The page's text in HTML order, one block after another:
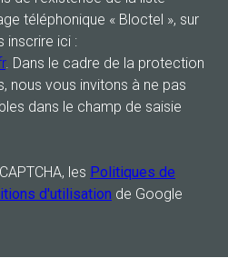
téléphonique « Bloctel », sur
inscrire ici :
. Dans le cadre de la protection
nous vous invitons à ne pas
dans le champ de saisie
les Politiques de
d'utilisation de Google